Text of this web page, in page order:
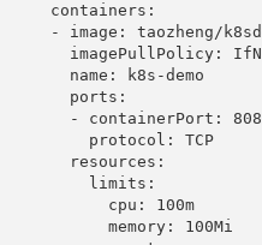
containers:
- image: taozheng/
imagePullPolicy:
name: k8s-demo
ports:
- containerPort:
protocol: TCP
resources:
limits:
cpu: 100m
memory: 100Mi